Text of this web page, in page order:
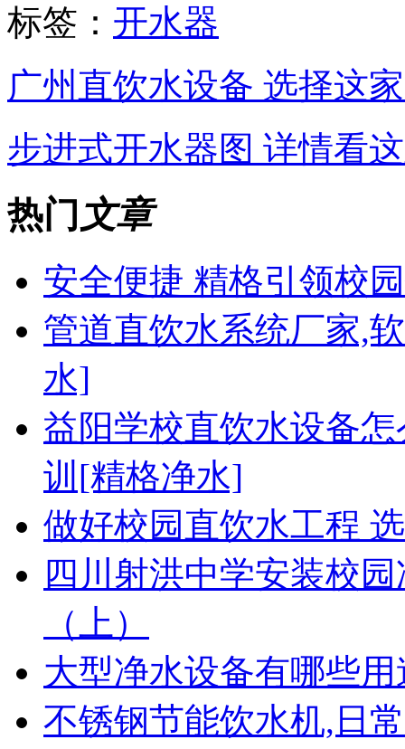
标签： 开水器
广州直饮水设备 选择这
步进式开水器图 详情看
热门 文章
安全便捷 精格引领校
管道直饮水系统厂家,
水]
益阳学校直饮水设备
训[精格净水]
做好校园直饮水工程
四川射洪中学安装校
（上）
大型净水设备有哪些
不锈钢节能饮水机,日